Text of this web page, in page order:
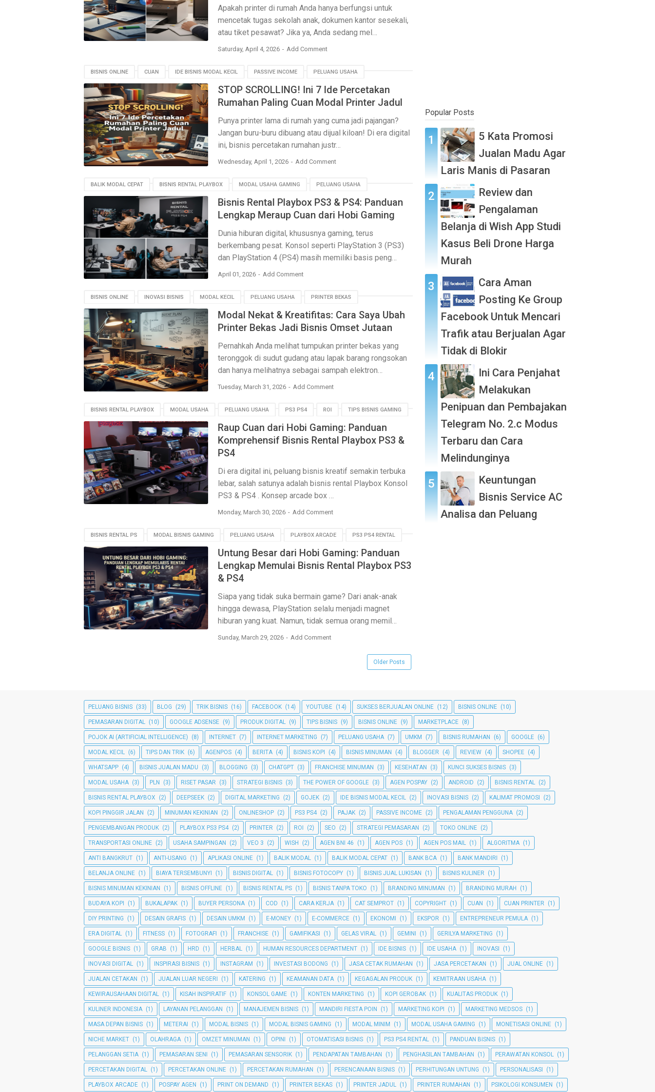
Apakah printer di rumah Anda hanya berfungsi untuk
mencetak tugas sekolah anak, dokumen kantor sesekali,
atau tiket pesawat? Jika ya, Anda sedang mel…
Saturday, April 4, 2026 Add Comment
BISNIS ONLINE CUAN IDE BISNIS MODAL KECIL PASSIVE INCOME PELUANG USAHA
PERCETAKAN RUMAHAN PRINTER JADUL UMKM
STOP SCROLLING! Ini 7 Ide Percetakan
Rumahan Paling Cuan Modal Printer Jadul
Punya printer lama di rumah yang cuma jadi pajangan?
Jangan buru-buru dibuang atau dijual kiloan! Di era digital
ini, bisnis percetakan rumahan justr…
Wednesday, April 1, 2026 Add Comment
BALIK MODAL CEPAT BISNIS RENTAL PLAYBOX MODAL USAHA GAMING PELUANG USAHA
PERAWATAN KONSOL PS3 PS4
Bisnis Rental Playbox PS3 & PS4: Panduan
Lengkap Meraup Cuan dari Hobi Gaming
Dunia hiburan digital, khususnya gaming, terus
berkembang pesat. Konsol seperti PlayStation 3 (PS3)
dan PlayStation 4 (PS4) masih memiliki basis peng…
April 01, 2026 Add Comment
BISNIS ONLINE INOVASI BISNIS MODAL KECIL PELUANG USAHA PRINTER BEKAS
Modal Nekat & Kreatifitas: Cara Saya Ubah
Printer Bekas Jadi Bisnis Omset Jutaan
Pernahkah Anda melihat tumpukan printer bekas yang
teronggok di sudut gudang atau lapak barang rongsokan
dan hanya melihatnya sebagai sampah elektron…
Tuesday, March 31, 2026 Add Comment
BISNIS RENTAL PLAYBOX MODAL USAHA PELUANG USAHA PS3 PS4 ROI TIPS BISNIS GAMING
Raup Cuan dari Hobi Gaming: Panduan
Komprehensif Bisnis Rental Playbox PS3 &
PS4
Di era digital ini, peluang bisnis kreatif semakin terbuka
lebar, salah satunya adalah bisnis rental Playbox Konsol
PS3 & PS4 . Konsep arcade box
Monday, March 30, 2026 Add Comment
BISNIS RENTAL PS MODAL BISNIS GAMING PELUANG USAHA PLAYBOX ARCADE PS3 PS4 RENTAL
SIMULASI KEUNTUNGAN
Untung Besar dari Hobi Gaming: Panduan
Lengkap Memulai Bisnis Rental Playbox PS3
& PS4
Siapa yang tidak suka bermain game? Dari anak-anak
hingga dewasa, PlayStation selalu menjadi magnet
hiburan yang kuat. Namun, tidak semua orang memil…
Sunday, March 29, 2026 Add Comment
Older Posts
Popular Posts
5 Kata Promosi
Jualan Madu Agar
Laris Manis di Pasaran
Review dan
Pengalaman
Belanja di Wish App Studi
Kasus Beli Drone Harga
Murah
Cara Aman
Posting Ke Group
Facebook Untuk Mencari
Trafik atau Berjualan Agar
Tidak di Blokir
Ini Cara Penjahat
Melakukan
Penipuan dan Pembajakan
Telegram No. 2.c Modus
Terbaru dan Cara
Melindunginya
Keuntungan
Bisnis Service AC
Analisa dan Peluang
PELUANG BISNIS (33) BLOG (29) TRIK BISNIS (16) FACEBOOK (14) YOUTUBE (14) SUKSES BERJUALAN ONLINE (12) BISNIS ONLINE (10)
PEMASARAN DIGITAL (10) GOOGLE ADSENSE (9) PRODUK DIGITAL (9) TIPS BISNIS (9) BISNIS ONLINE (9) MARKETPLACE (8)
POJOK AI (ARTIFICIAL INTELLIGENCE) (8) INTERNET (7) INTERNET MARKETING (7) PELUANG USAHA (7) UMKM (7) BISNIS RUMAHAN (6) GOOGLE (6)
MODAL KECIL (6) TIPS DAN TRIK (6) AGENPOS (4) BERITA (4) BISNIS KOPI (4) BISNIS MINUMAN (4) BLOGGER (4) REVIEW (4) SHOPEE (4)
WHATSAPP (4) BISNIS JUALAN MADU (3) BLOGGING (3) CHATGPT (3) FRANCHISE MINUMAN (3) KESEHATAN (3) KUNCI SUKSES BISNIS (3)
MODAL USAHA (3) PLN (3) RISET PASAR (3) STRATEGI BISNIS (3) THE POWER OF GOOGLE (3) AGEN POSPAY (2) ANDROID (2) BISNIS RENTAL (2)
BISNIS RENTAL PLAYBOX (2) DEEPSEEK (2) DIGITAL MARKETING (2) GOJEK (2) IDE BISNIS MODAL KECIL (2) INOVASI BISNIS (2) KALIMAT PROMOSI (2)
KOPI PINGGIR JALAN (2) MINUMAN KEKINIAN (2) ONLINESHOP (2) PS3 PS4 (2) PAJAK (2) PASSIVE INCOME (2) PENGALAMAN PENGGUNA (2)
PENGEMBANGAN PRODUK (2) PLAYBOX PS3 PS4 (2) PRINTER (2) ROI (2) SEO (2) STRATEGI PEMASARAN (2) TOKO ONLINE (2)
TRANSPORTASI ONLINE (2) USAHA SAMPINGAN (2) VEO 3 (2) WISH (2) AGEN BNI 46 (1) AGEN POS (1) AGEN POS MAIL (1) ALGORITMA (1)
ANTI BANGKRUT (1) ANTI-USANG (1) APLIKASI ONLINE (1) BALIK MODAL (1) BALIK MODAL CEPAT (1) BANK BCA (1) BANK MANDIRI (1)
BELANJA ONLINE (1) BIAYA TERSEMBUNYI (1) BISNIS DIGITAL (1) BISNIS FOTOCOPY (1) BISNIS JUAL LUKISAN (1) BISNIS KULINER (1)
BISNIS MINUMAN KEKINIAN (1) BISNIS OFFLINE (1) BISNIS RENTAL PS (1) BISNIS TANPA TOKO (1) BRANDING MINUMAN (1) BRANDING MURAH (1)
BUDAYA KOPI (1) BUKALAPAK (1) BUYER PERSONA (1) COD (1) CARA KERJA (1) CAT SEMPROT (1) COPYRIGHT (1) CUAN (1) CUAN PRINTER (1)
DIY PRINTING (1) DESAIN GRAFIS (1) DESAIN UMKM (1) E-MONEY (1) E-COMMERCE (1) EKONOMI (1) EKSPOR (1) ENTREPRENEUR PEMULA (1)
ERA DIGITAL (1) FITNESS (1) FOTOGRAFI (1) FRANCHISE (1) GAMIFIKASI (1) GELAS VIRAL (1) GEMINI (1) GERILYA MARKETING (1)
GOOGLE BISNIS (1) GRAB (1) HRD (1) HERBAL (1) HUMAN RESOURCES DEPARTMENT (1) IDE BISNIS (1) IDE USAHA (1) INOVASI (1)
INOVASI DIGITAL (1) INSPIRASI BISNIS (1) INSTAGRAM (1) INVESTASI BODONG (1) JASA CETAK RUMAHAN (1) JASA PERCETAKAN (1) JUAL ONLINE (1)
JUALAN CETAKAN (1) JUALAN LUAR NEGERI (1) KATERING (1) KEAMANAN DATA (1) KEGAGALAN PRODUK (1) KEMITRAAN USAHA (1)
KEWIRAUSAHAAN DIGITAL (1) KISAH INSPIRATIF (1) KONSOL GAME (1) KONTEN MARKETING (1) KOPI GEROBAK (1) KUALITAS PRODUK (1)
KULINER INDONESIA (1) LAYANAN PELANGGAN (1) MANAJEMEN BISNIS (1) MANDIRI FIESTA POIN (1) MARKETING KOPI (1) MARKETING MEDSOS (1)
MASA DEPAN BISNIS (1) METERAI (1) MODAL BISNIS (1) MODAL BISNIS GAMING (1) MODAL MINIM (1) MODAL USAHA GAMING (1) MONETISASI ONLINE (1)
NICHE MARKET (1) OLAHRAGA (1) OMZET MINUMAN (1) OPINI (1) OTOMATISASI BISNIS (1) PS3 PS4 RENTAL (1) PANDUAN BISNIS (1)
PELANGGAN SETIA (1) PEMASARAN SENI (1) PEMASARAN SENSORIK (1) PENDAPATAN TAMBAHAN (1) PENGHASILAN TAMBAHAN (1) PERAWATAN KONSOL (1)
PERCETAKAN DIGITAL (1) PERCETAKAN ONLINE (1) PERCETAKAN RUMAHAN (1) PERENCANAAN BISNIS (1) PERHITUNGAN UNTUNG (1) PERSONALISASI (1)
PLAYBOX ARCADE (1) POSPAY AGEN (1) PRINT ON DEMAND (1) PRINTER BEKAS (1) PRINTER JADUL (1) PRINTER RUMAHAN (1) PSIKOLOGI KONSUMEN (1)